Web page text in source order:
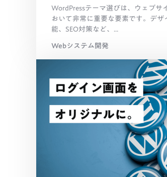
WordPressテーマ選びは、ウェブサ
おいて非常に重要な要素です。デザ
能、SEO対策など、...
Webシステム開発